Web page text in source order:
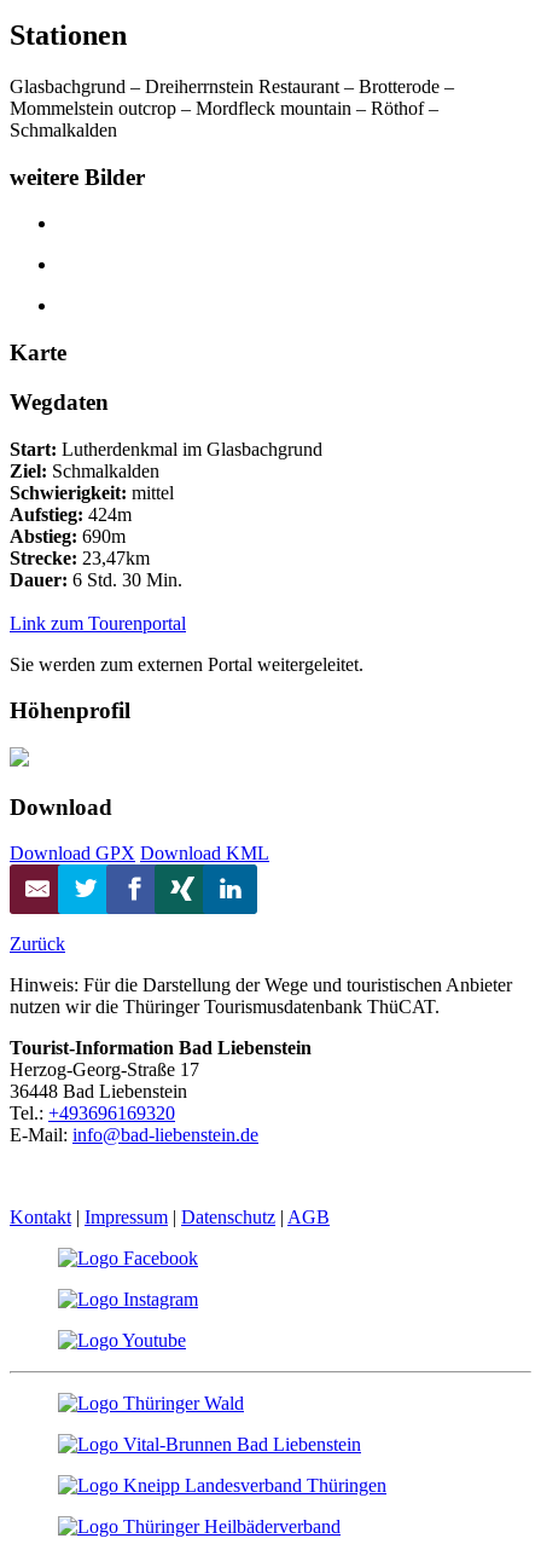
Stationen
Glasbachgrund – Dreiherrnstein Restaurant – Brotterode –
Mommelstein outcrop – Mordfleck mountain – Röthof –
Schmalkalden
weitere Bilder
Karte
Wegdaten
Start: Lutherdenkmal im Glasbachgrund
Ziel: Schmalkalden
Schwierigkeit: mittel
Aufstieg: 424m
Abstieg: 690m
Strecke: 23,47km
Dauer: 6 Std. 30 Min.
Link zum Tourenportal
Sie werden zum externen Portal weitergeleitet.
Höhenprofil
Download
Download GPX Download KML
Zurück
Hinweis: Für die Darstellung der Wege und touristischen Anbieter
nutzen wir die Thüringer Tourismusdatenbank ThüCAT.
Tourist-Information Bad Liebenstein
Herzog-Georg-Straße 17
36448 Bad Liebenstein
Tel.: +493696169320
E-Mail: info@bad-liebenstein.de
Kontakt| Impressum | Datenschutz | AGB